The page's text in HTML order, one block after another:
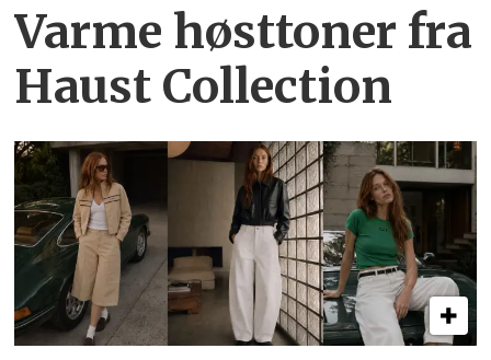
Varme høsttoner fra
Haust Collection